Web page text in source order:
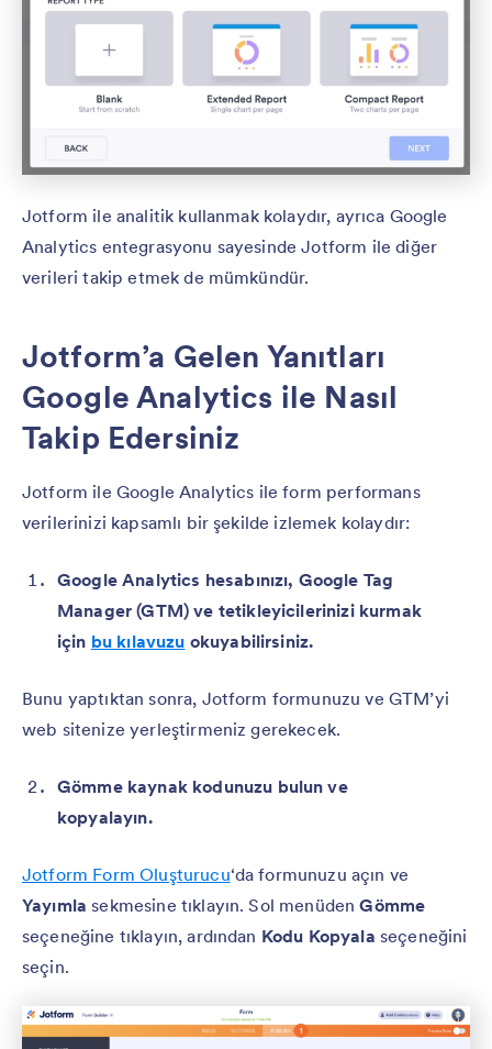
Jotform ile analitik kullanmak kolaydır, ayrıca Google
Analytics entegrasyonu sayesinde Jotform ile diğer
verileri takip etmek de mümkündür.
Jotform’a Gelen Yanıtları
Google Analytics ile Nasıl
Takip Edersiniz
Jotform ile Google Analytics ile form performans
verilerinizi kapsamlı bir şekilde izlemek kolaydır:
Google Analytics hesabınızı, Google Tag
Manager (GTM) ve tetikleyicilerinizi kurmak
için bu kılavuzu okuyabilirsiniz.
Bunu yaptıktan sonra, Jotform formunuzu ve GTM’yi
web sitenize yerleştirmeniz gerekecek.
Gömme kaynak kodunuzu bulun ve
kopyalayın.
Jotform Form Oluşturucu‘da formunuzu açın ve
Yayımlasekmesine tıklayın. Sol menüdenGömme
seçeneğine tıklayın, ardından Kodu Kopyala seçeneğini
seçin.